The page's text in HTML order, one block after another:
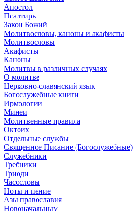
Апостол
Псалтирь
Закон Божий
Молитвословы, каноны и акафисты
Молитвословы
Акафисты
Каноны
Молитвы в различных случаях
О молитве
Церковно-славянский язык
Богослужебные книги
Ирмологии
Минеи
Молитвенные правила
Октоих
Отдельные службы
Священное Писание (Богослужебные)
Служебники
Требники
Триоди
Часословы
Ноты и пение
Азы православия
Новоначальным